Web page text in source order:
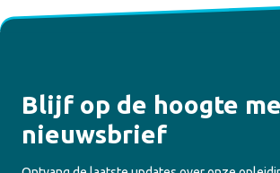
Blijf op de hoogte
nieuwsbrief